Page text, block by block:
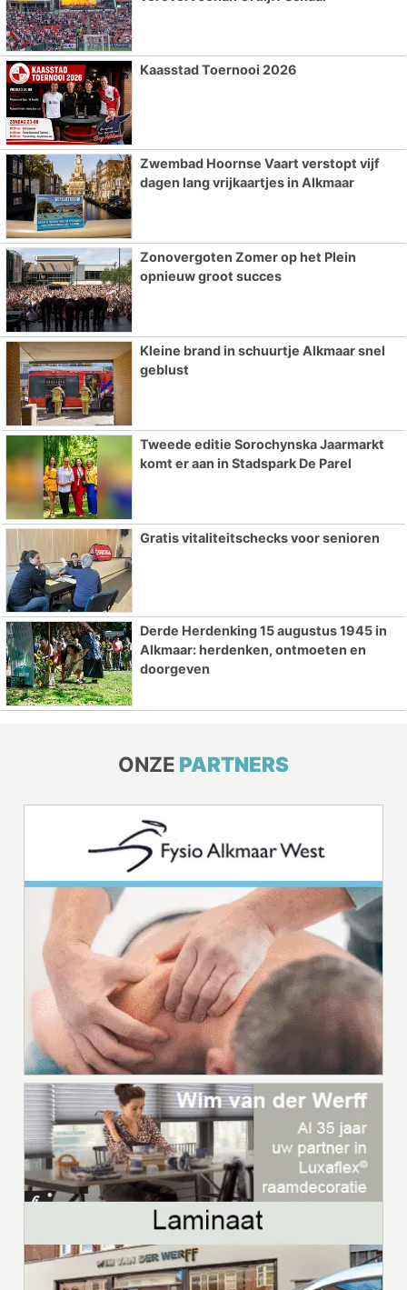
Kaasstad Toernooi 2026
Zwembad Hoornse Vaart verstopt vijf
dagen lang vrijkaartjes in Alkmaar
Zonovergoten Zomer op het Plein
opnieuw groot succes
Kleine brand in schuurtje Alkmaar snel
geblust
Tweede editie Sorochynska Jaarmarkt
komt er aan in Stadspark De Parel
Gratis vitaliteitschecks voor senioren
Derde Herdenking 15 augustus 1945 in
Alkmaar: herdenken, ontmoeten en
doorgeven
ONZE PARTNERS